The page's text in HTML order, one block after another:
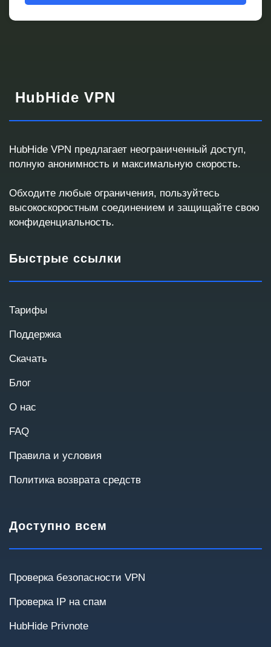
Запрос корпоративного VPN
Ответим с готовым решением или кастомным
помогут подобрать оптимальную архитектуру.
HubHide VPN
HubHide VPN предлагает неограниченный доступ,
полную анонимность и максимальную скорость.
Обходите любые ограничения, пользуйтесь
высокоскоростным соединением и защищайте свою
конфиденциальность.
Быстрые ссылки
Тарифы
Поддержка
Скачать
Блог
О нас
FAQ
Правила и условия
Политика возврата средств
Доступно всем
Проверка безопасности VPN
Проверка IP на спам
HubHide Privnote